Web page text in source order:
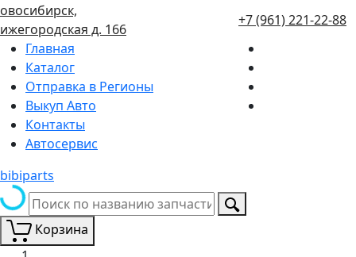
д. 166
+7 (961) 221-22-88
Главная
Каталог
Отправка в Регионы
Выкуп Авто
Контакты
Автосервис
bibiparts
Корзина